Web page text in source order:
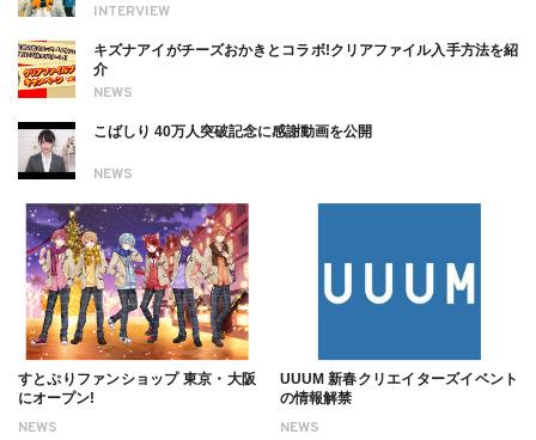
INTERVIEW
NEWS
キズナアイがチーズおかきとコラボ!クリアファイル入手方法を紹
介
NEWS
こばしり 40万人突破記念に感謝動画を公開
NEWS
すとぷりファンショップ 東京・大阪
にオープン!
NEWS
UUUM 新春クリエイターズイベント
の情報解禁